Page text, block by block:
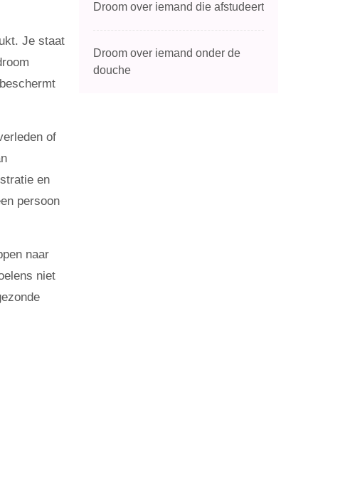
Je staat
of
en
persoon
naar
niet
Droom over iemand die afstudeert
Droom over iemand onder de
douche